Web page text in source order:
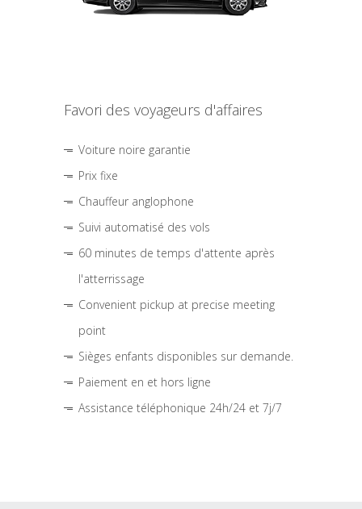
Favori des voyageurs d'affaires
Voiture noire garantie
Prix fixe
Chauffeur anglophone
Suivi automatisé des vols
60 minutes de temps d'attente après
l'atterrissage
Convenient pickup at precise meeting
point
Sièges enfants disponibles sur demande.
Paiement en et hors ligne
Assistance téléphonique 24h/24 et 7j/7